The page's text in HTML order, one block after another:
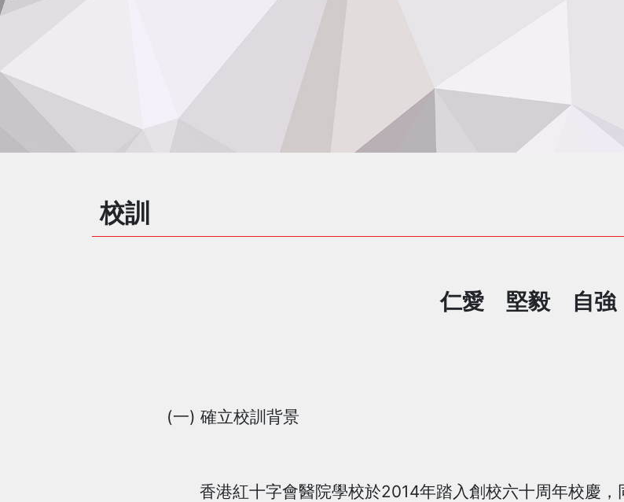
校訓
仁愛 堅毅 自強
(一) 確立校訓背景
香港紅十字會醫院學校於2014年踏入創校六十周年校慶，